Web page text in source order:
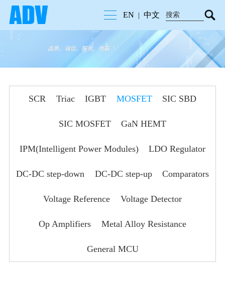
EN 中文
SCR Triac IGBT MOSFET SIC SBD
SIC MOSFET GaN HEMT
IPM(Intelligent Power Modules) LDO Regulator
DC-DC step-down DC-DC step-up Comparators
Voltage Reference Voltage Detector
Op Amplifiers Metal Alloy Resistance
General MCU